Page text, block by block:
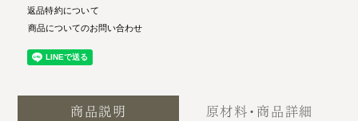
返品特約について
商品についてのお問い合わせ
商品説明 原材料・商品詳細